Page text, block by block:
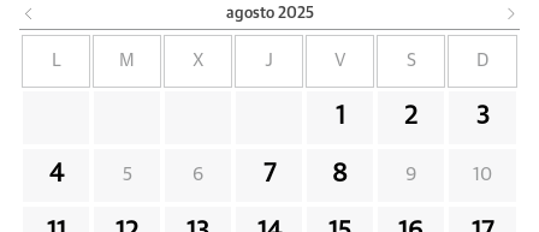
agosto 2025
L M X J V S D
1 2 3
4 5 6 7 8 9 10